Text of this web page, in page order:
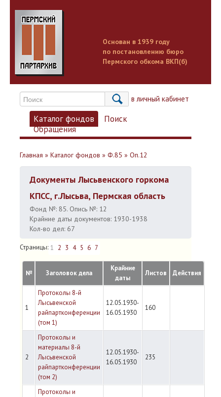
Основан в 1939 году
по постановлению бюро
Пермского обкома ВКП(б)
Вход в личный кабинет
Каталог фондов
Поиск
Обращения
Главная » Каталог фондов » Ф.85 » Оп.12
Документы Лысьвенского горкома
КПСС, г.Лысьва, Пермская область
Фонд №: 85. Опись №: 12
Крайние даты документов: 1930-1938
Кол-во дел: 67
Страницы: 1 2 3 4 5 6 7
№ Заголовок дела
Крайние
даты
Листов Действия
1
Протоколы 8-й
Лысьвенской
райпартконференции
(том 1)
12.05.1930-
16.05.1930
160
2
Протоколы и
материалы 8-й
Лысьвенской
райпартконференции
(том 2)
12.05.1930-
16.05.1930
235
Протоколы и